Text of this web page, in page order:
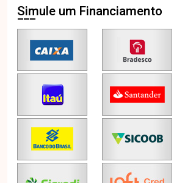
Simule um Financiamento